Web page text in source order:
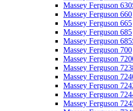
Massey Ferguson
Massey Ferguson 660
Massey Ferguson 665
Massey Ferguson 685
Massey Ferguson
Massey Ferguson 700
Massey Ferguson
Massey Ferguson
Massey Ferguson
Massey Ferguson
Massey Ferguson
Massey Ferguson